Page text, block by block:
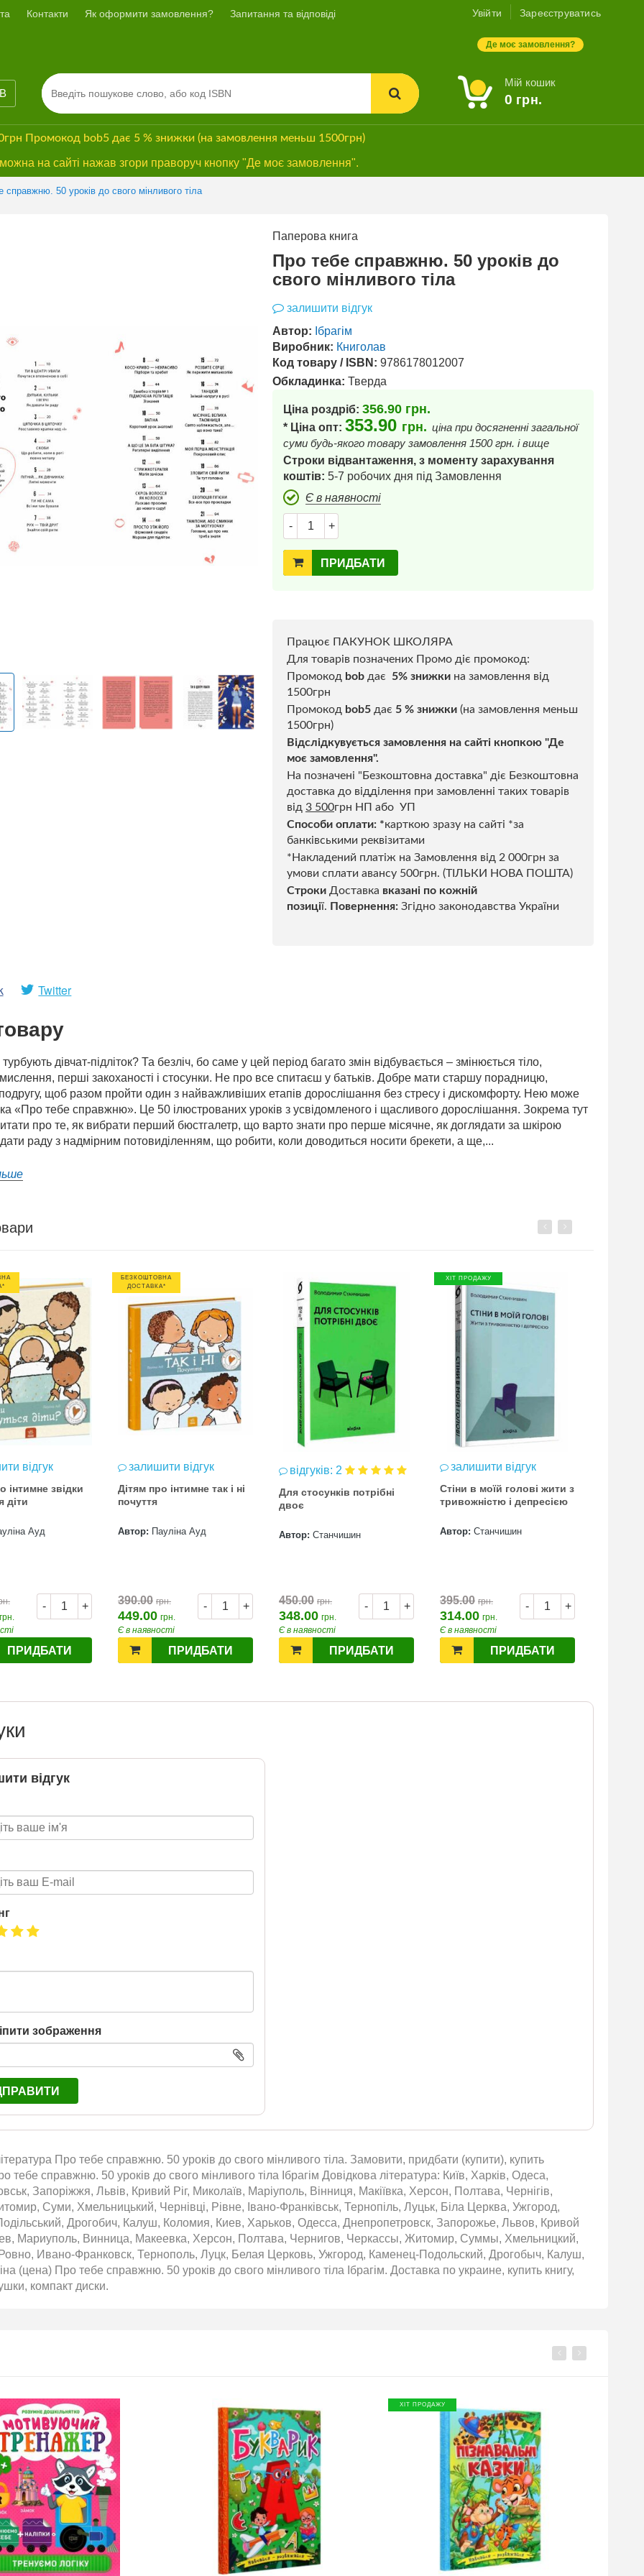
Контакти Як оформити замовлення? Запитання та відповіді Увійти Зареєструватись
Де моє замовлення?
Мій кошик
0 грн.
Промокод bob5 дає 5 % знижки (на замовлення меньш 1500грн)
на сайті нажав згори праворуч кнопку "Де моє замовлення".
справжню. 50 уроків до свого мінливого тіла
2026
Ранок
Паперова книга
Про тебе справжню. 50 уроків до
свого мінливого тіла
залишити відгук
Автор: Ібрагім
Виробник: Книголав
Код товару / ISBN: 9786178012007
Обкладинка: Тверда
Ціна роздріб: 356.90 грн.
* Ціна опт: 353.90 грн. ціна при досягненні загальної
суми будь-якого товару замовлення 1500 грн. і вище
Строки відвантаження, з моменту зарахування
коштів: 5-7 робочих дня під Замовлення
Є в наявності
- +
ПРИДБАТИ
Працює ПАКУНОК ШКОЛЯРА
Для товарів позначених Промо діє промокод:
Промокод bob дає 5% знижки на замовлення від
1500грн
Промокод bob5 дає 5 % знижки (на замовлення меньш
1500грн)
Відслідкувується замовлення на сайті кнопкою "Де
моє замовлення".
На позначені "Безкоштовна доставка" діє Безкоштовна
доставка до відділення при замовленні таких товарів
від 3 500грн НП або УП
Способи оплати: *карткою зразу на сайті *за
банківськими реквізитами
*Накладений платіж на Замовлення від 2 000грн за
умови сплати авансу 500грн. (ТІЛЬКИ НОВА ПОШТА)
Строки Доставка вказані по кожній
позиції. Повернення: Згідно законодавства України
Twitter
дівчат-підліток? Та безліч, бо саме у цей період багато змін відбувається – змінюється тіло,
перші закоханості і стосунки. Не про все спитаєш у батьків. Добре мати старшу порадницю,
щоб разом пройти один з найважливіших етапів дорослішання без стресу і дискомфорту. Нею може
«Про тебе справжню». Це 50 ілюстрованих уроків з усвідомленого і щасливого дорослішання. Зокрема тут
про те, як вибрати перший бюстгалетр, що варто знати про перше місячне, як доглядати за шкірою
раду з надмірним потовиділенням, що робити, коли доводиться носити брекети, а ще,...
Previous
відгук
інтимне звідки
діти
Ауд
- +
грн.
ПРИДБАТИ
БЕЗКОШТОВНА
ДОСТАВКА*
залишити відгук
Дітям про інтимне так і ні
почуття
Автор: Пауліна Ауд
- +
390.00 грн.
449.00 грн.
Є в наявності
ПРИДБАТИ
відгуків: 2
Для стосунків потрібні
двоє
Автор: Станчишин
- +
450.00 грн.
348.00 грн.
Є в наявності
ПРИДБАТИ
ХІТ ПРОДАЖУ
залишити відгук
Стіни в моїй голові жити з
тривожністю і депресією
Автор: Станчишин
- +
395.00 грн.
314.00 грн.
Є в наявності
ПРИДБАТИ
Next
відгук
зображення
Про тебе справжню. 50 уроків до свого мінливого тіла. Замовити, придбати (купити), купить
тебе справжню. 50 уроків до свого мінливого тіла Ібрагім Довідкова література: Київ, Харків, Одеса,
Запоріжжя, Львів, Кривий Ріг, Миколаїв, Маріуполь, Вінниця, Макіївка, Херсон, Полтава, Чернігів,
Суми, Хмельницький, Чернівці, Рівне, Івано-Франківськ, Тернопіль, Луцьк, Біла Церква, Ужгород,
Дрогобич, Калуш, Коломия, Киев, Харьков, Одесса, Днепропетровск, Запорожье, Львов, Кривой
Мариуполь, Винница, Макеевка, Херсон, Полтава, Чернигов, Черкассы, Житомир, Суммы, Хмельницкий,
Ивано-Франковск, Тернополь, Луцк, Белая Церковь, Ужгород, Каменец-Подольский, Дрогобыч, Калуш,
(цена) Про тебе справжню. 50 уроків до свого мінливого тіла Ібрагім. Доставка по украине, купить книгу,
компакт диски.
ХІТ ПРОДАЖУ